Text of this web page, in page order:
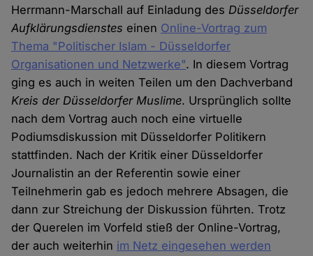
Herrmann-Marschall auf Einladung desDüsseldorfer
Aufklärungsdienstes einen Online-Vortrag zum
Thema "Politischer Islam - Düsseldorfer
Organisationen und Netzwerke". In diesem Vortrag
ging es auch in weiten Teilen um den Dachverband
Kreis der Düsseldorfer Muslime. Ursprünglich sollte
nach dem Vortrag auch noch eine virtuelle
Podiumsdiskussion mit Düsseldorfer Politikern
stattfinden. Nach der Kritik einer Düsseldorfer
Journalistin an der Referentin sowie einer
Teilnehmerin gab es jedoch mehrere Absagen, die
dann zur Streichung der Diskussion führten. Trotz
der Querelen im Vorfeld stieß der Online-Vortrag,
der auch weiterhin im Netz eingesehen werden